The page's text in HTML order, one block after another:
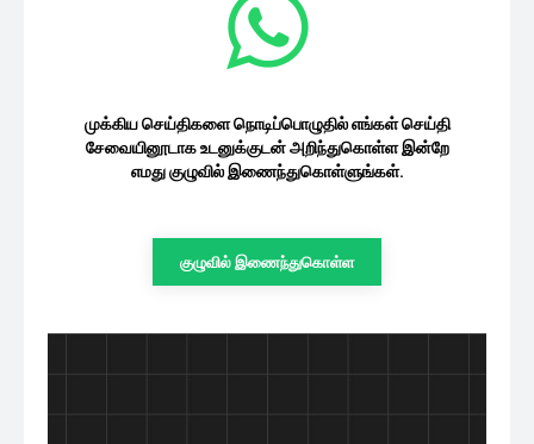
முக்கிய செய்திகளை நொடிப்பொழுதில் எங்கள் செய்தி
சேவையினூடாக உடனுக்குடன் அறிந்துகொள்ள இன்றே
எமது குழுவில் இணைந்துகொள்ளுங்கள்.
குழுவில் இணைந்துகொள்ள